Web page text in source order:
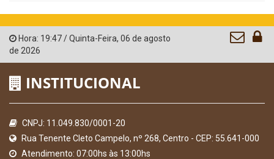
Hora: 19:47/Quinta-Feira, 06 de agosto
de 2026
INSTITUCIONAL
CNPJ: 11.049.830/0001-20
Rua Tenente Cleto Campelo, nº 268, Centro - CEP: 55.641-000
Atendimento: 07:00hs às 13:00hs